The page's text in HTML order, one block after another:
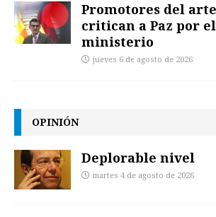
Promotores del
critican a Paz por
ministerio
jueves 6 de agosto de 2026
OPINIÓN
Deplorable nivel
martes 4 de agosto de 2026